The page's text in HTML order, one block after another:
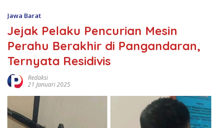
Jawa Barat
Jejak Pelaku Pencurian Mesin
Perahu Berakhir di Pangandaran,
Ternyata Residivis
Redaksi
21 Januari 2025